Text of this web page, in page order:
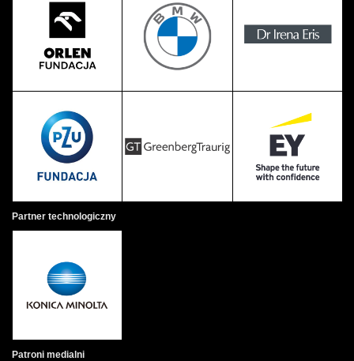
Partner technologiczny
Patroni medialni